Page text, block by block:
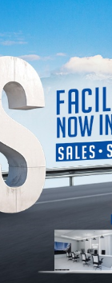
विभिन्न
पनि निर्माण
एवम्
भ्यु टावर
साथै